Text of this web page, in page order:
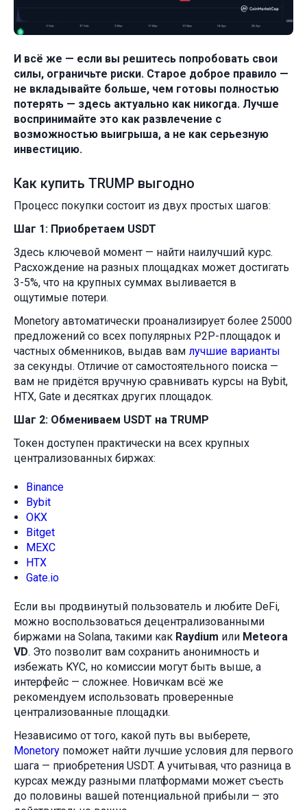
И всё же — если вы решитесь попробовать свои
силы, ограничьте риски. Старое доброе правило —
не вкладывайте больше, чем готовы полностью
потерять — здесь актуально как никогда. Лучше
воспринимайте это как развлечение с
возможностью выигрыша, а не как серьезную
инвестицию.
Как купить TRUMP выгодно
Процесс покупки состоит из двух простых шагов:
Шаг 1: Приобретаем USDT
Здесь ключевой момент — найти наилучший курс.
Расхождение на разных площадках может достигать
3-5%, что на крупных суммах выливается в
ощутимые потери.
Monetory автоматически проанализирует более 25000
предложений со всех популярных P2P-площадок и
частных обменников, выдав вам лучшие варианты
за секунды. Отличие от самостоятельного поиска —
вам не придётся вручную сравнивать курсы на Bybit,
HTX, Gate и десятках других площадок.
Шаг 2: Обмениваем USDT на TRUMP
Токен доступен практически на всех крупных
централизованных биржах:
Binance
Bybit
OKX
Bitget
MEXC
HTX
Gate.io
Если вы продвинутый пользователь и любите DeFi,
можно воспользоваться децентрализованными
биржами на Solana, такими как Raydium или Meteora
VD. Это позволит вам сохранить анонимность и
избежать KYC, но комиссии могут быть выше, а
интерфейс — сложнее. Новичкам всё же
рекомендуем использовать проверенные
централизованные площадки.
Независимо от того, какой путь вы выберете,
Monetory поможет найти лучшие условия для первого
шага — приобретения USDT. А учитывая, что разница в
курсах между разными платформами может съесть
до половины вашей потенциальной прибыли — это